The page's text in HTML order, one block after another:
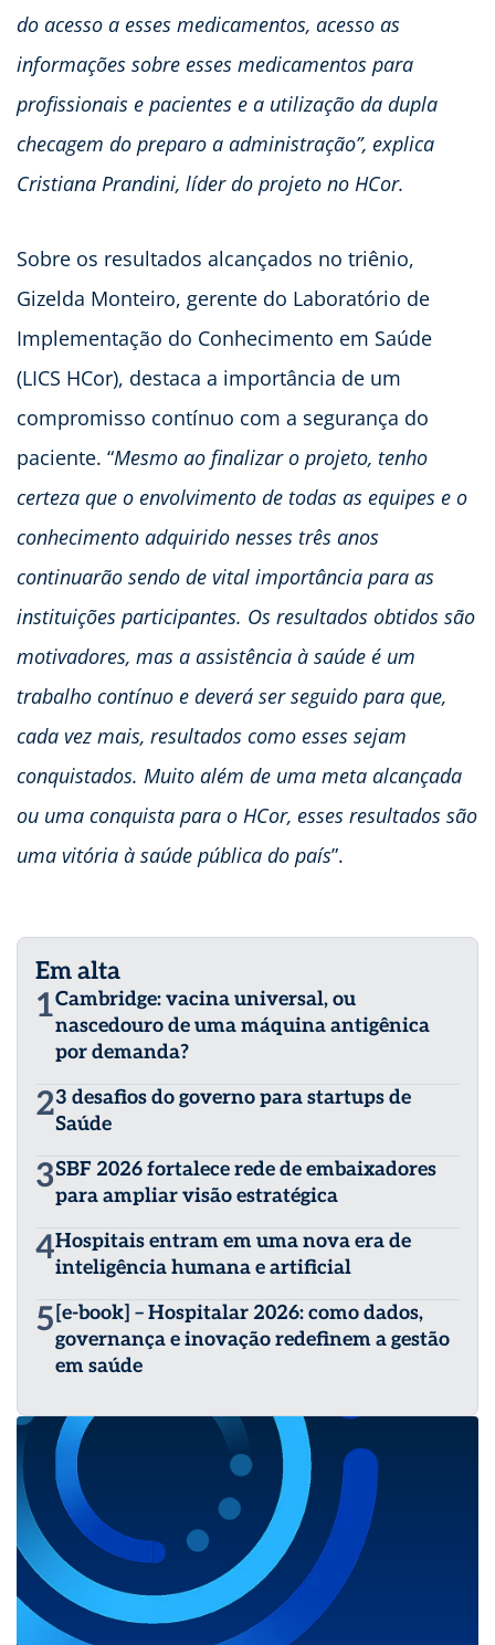
do acesso a esses medicamentos, acesso as
informações sobre esses medicamentos para
profissionais e pacientes e a utilização da dupla
checagem do preparo a administração”, explica
Cristiana Prandini, líder do projeto no HCor.
Sobre os resultados alcançados no triênio,
Gizelda Monteiro, gerente do Laboratório de
Implementação do Conhecimento em Saúde
(LICS HCor), destaca a importância de um
compromisso contínuo com a segurança do
paciente. “Mesmo ao finalizar o projeto, tenho
certeza que o envolvimento de todas as equipes e o
conhecimento adquirido nesses três anos
continuarão sendo de vital importância para as
instituições participantes. Os resultados obtidos são
motivadores, mas a assistência à saúde é um
trabalho contínuo e deverá ser seguido para que,
cada vez mais, resultados como esses sejam
conquistados. Muito além de uma meta alcançada
ou uma conquista para o HCor, esses resultados são
uma vitória à saúde pública do país”.
Em alta
1Cambridge: vacina universal, ou
nascedouro de uma máquina antigênica
por demanda?
23 desafios do governo para startups de
Saúde
3SBF 2026 fortalece rede de embaixadores
para ampliar visão estratégica
4Hospitais entram em uma nova era de
inteligência humana e artificial
5 [e-book] – Hospitalar 2026: como dados,
governança e inovação redefinem a gestão
em saúde